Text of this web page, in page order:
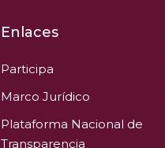
Enlaces
Participa
Marco Jurídico
Plataforma Nacional de
Transparencia